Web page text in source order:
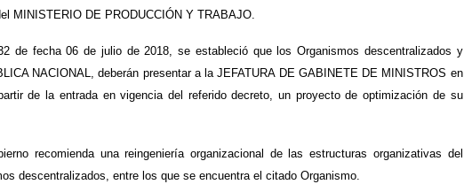
MINISTERIO DE PRODUCCIÓN Y TRABAJO.
de fecha 06 de julio de 2018, se estableció que los Organismos descentralizados y
NACIONAL, deberán presentar a la JEFATURA DE GABINETE DE MINISTROS en
de la entrada en vigencia del referido decreto, un proyecto de optimización de su
recomienda una reingeniería organizacional de las estructuras organizativas del
descentralizados, entre los que se encuentra el citado Organismo.